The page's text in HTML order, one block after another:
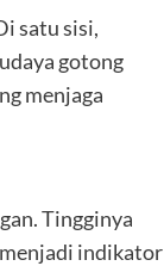
satu sisi,
gotong
menjaga
Tingginya
indikator